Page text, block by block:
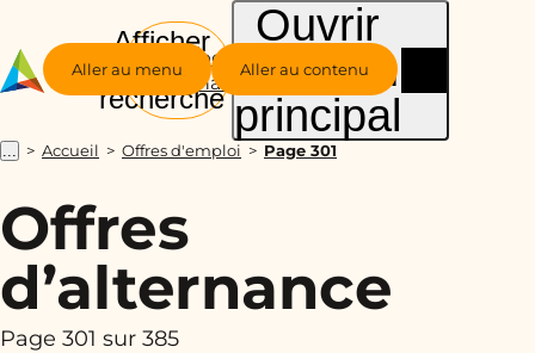
Aller au menu Aller au contenu
Groupe
Alternance
Afficher
la
recherche
Ouvrir
le menu
principal
... Accueil Offres d'emploi Page 301
Offres
d’alternance
Page 301 sur 385